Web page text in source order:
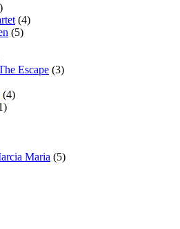
(4)
(5)
Escape (3)
(4)
Maria (5)